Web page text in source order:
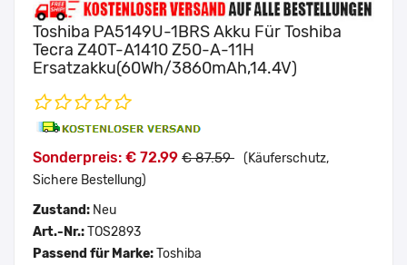
Toshiba PA5149U-1BRS Akku Für Toshiba
Tecra Z40T-A1410 Z50-A-11H
Ersatzakku(60Wh/3860mAh,14.4V)
Sonderpreis: € 72.99 € 87.59 (Käuferschutz,
Sichere Bestellung)
Zustand: Neu
Art.-Nr.:TOS2893
Passend für Marke:Toshiba